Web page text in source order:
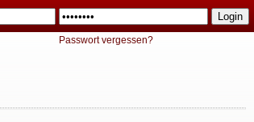
Passwort vergessen?